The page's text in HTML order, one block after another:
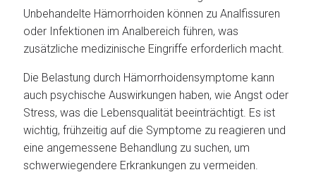
Unbehandelte Hämorrhoiden können zu Analfissuren
oder Infektionen im Analbereich führen, was
zusätzliche medizinische Eingriffe erforderlich macht.
Die Belastung durch Hämorrhoidensymptome kann
auch psychische Auswirkungen haben, wie Angst oder
Stress, was die Lebensqualität beeinträchtigt. Es ist
wichtig, frühzeitig auf die Symptome zu reagieren und
eine angemessene Behandlung zu suchen, um
schwerwiegendere Erkrankungen zu vermeiden.